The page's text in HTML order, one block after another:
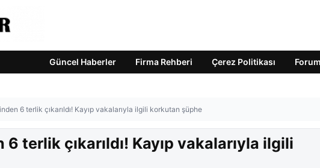
Güncel Haberler Firma Rehberi Çerez Politikası Forum
6 terlik çıkarıldı! Kayıp vakalarıyla ilgili korkutan şüphe
terlik çıkarıldı! Kayıp vakalarıyla ilgili